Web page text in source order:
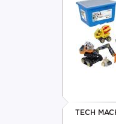
TECH